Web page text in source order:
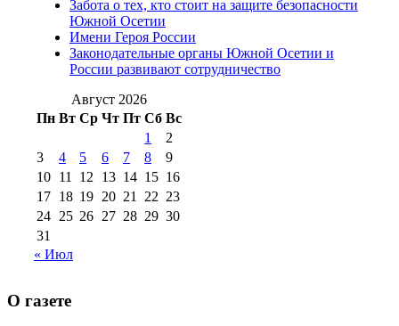
№98 8 августа 2013 г
августа 2012 г(14) №98+99 11 июля
2017 г(9)
№99 4 августа
2016 г(12) №99 8 июля 2014 г
августа 2012 г(11)
августа 2013 г
(12)
Забота о тех, кто стоит на защите безопасности
Южной Осетии
Имени Героя России
Законодательные органы Южной Осетии и
России развивают сотрудничество
Август 2026
Пн Вт Ср Чт Пт Сб Вс
1
2
3
4 5 6 7 8
9
10 11 12 13 14 15 16
17 18 19 20 21 22 23
24 25 26 27 28 29 30
31
« Июл
О газете